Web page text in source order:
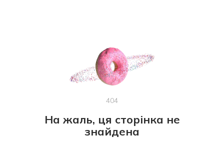
404
На жаль, ця сторінка не
знайдена